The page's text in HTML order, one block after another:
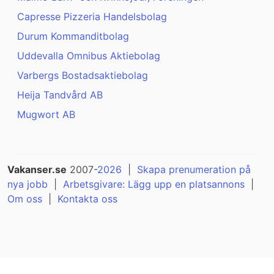
Capresse Pizzeria Handelsbolag
Durum Kommanditbolag
Uddevalla Omnibus Aktiebolag
Varbergs Bostadsaktiebolag
Heija Tandvård AB
Mugwort AB
Vakanser.se 2007-2026
Skapa prenumeration på
nya jobb
Arbetsgivare: Lägg upp en platsannons
Om oss
Kontakta oss